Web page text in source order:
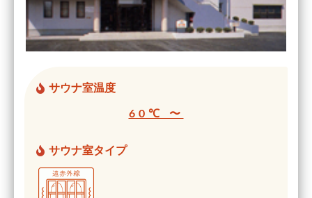
サウナ室温度
60℃ 〜
サウナ室タイプ